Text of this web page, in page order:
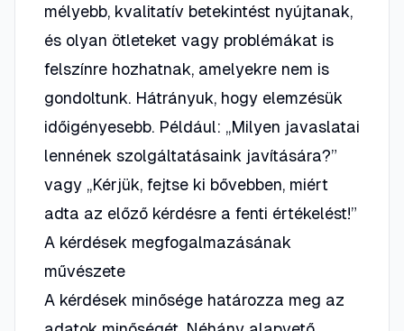
mélyebb, kvalitatív betekintést nyújtanak,
és olyan ötleteket vagy problémákat is
felszínre hozhatnak, amelyekre nem is
gondoltunk. Hátrányuk, hogy elemzésük
időigényesebb. Például: „Milyen javaslatai
lennének szolgáltatásaink javítására?”
vagy „Kérjük, fejtse ki bővebben, miért
adta az előző kérdésre a fenti értékelést!”
A kérdések megfogalmazásának
művészete
A kérdések minősége határozza meg az